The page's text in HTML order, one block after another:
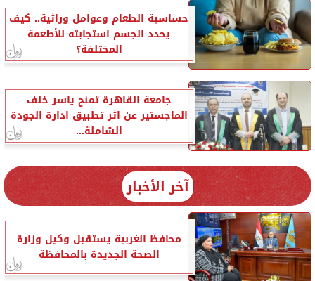
حساسية الطعام وعوامل وراثية.. كيف
يحدد الجسم استجابته للأطعمة
المختلفة؟
جامعة القاهرة تمنح ياسر خلف
الماجستير عن اثر تطبيق ادارة الجودة
الشاملة...
آخر الأخبار
محافظ الغربية يستقبل وكيل وزارة
الصحة الجديدة بالمحافظة